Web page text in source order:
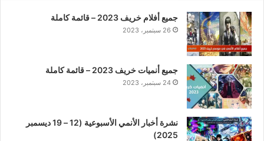
جميع أفلام خريف 2023 – قائمة كاملة
26 سبتمبر، 2023
جميع أنميات خريف 2023 – قائمة كاملة
24 سبتمبر، 2023
نشرة أخبار الأنمي الأسبوعية (12 – 19 ديسمبر
2025)